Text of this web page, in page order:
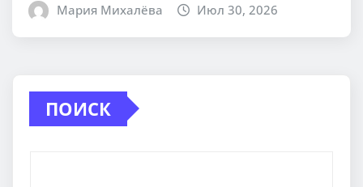
Мария Михалёва Июл 30, 2026
ПОИСК